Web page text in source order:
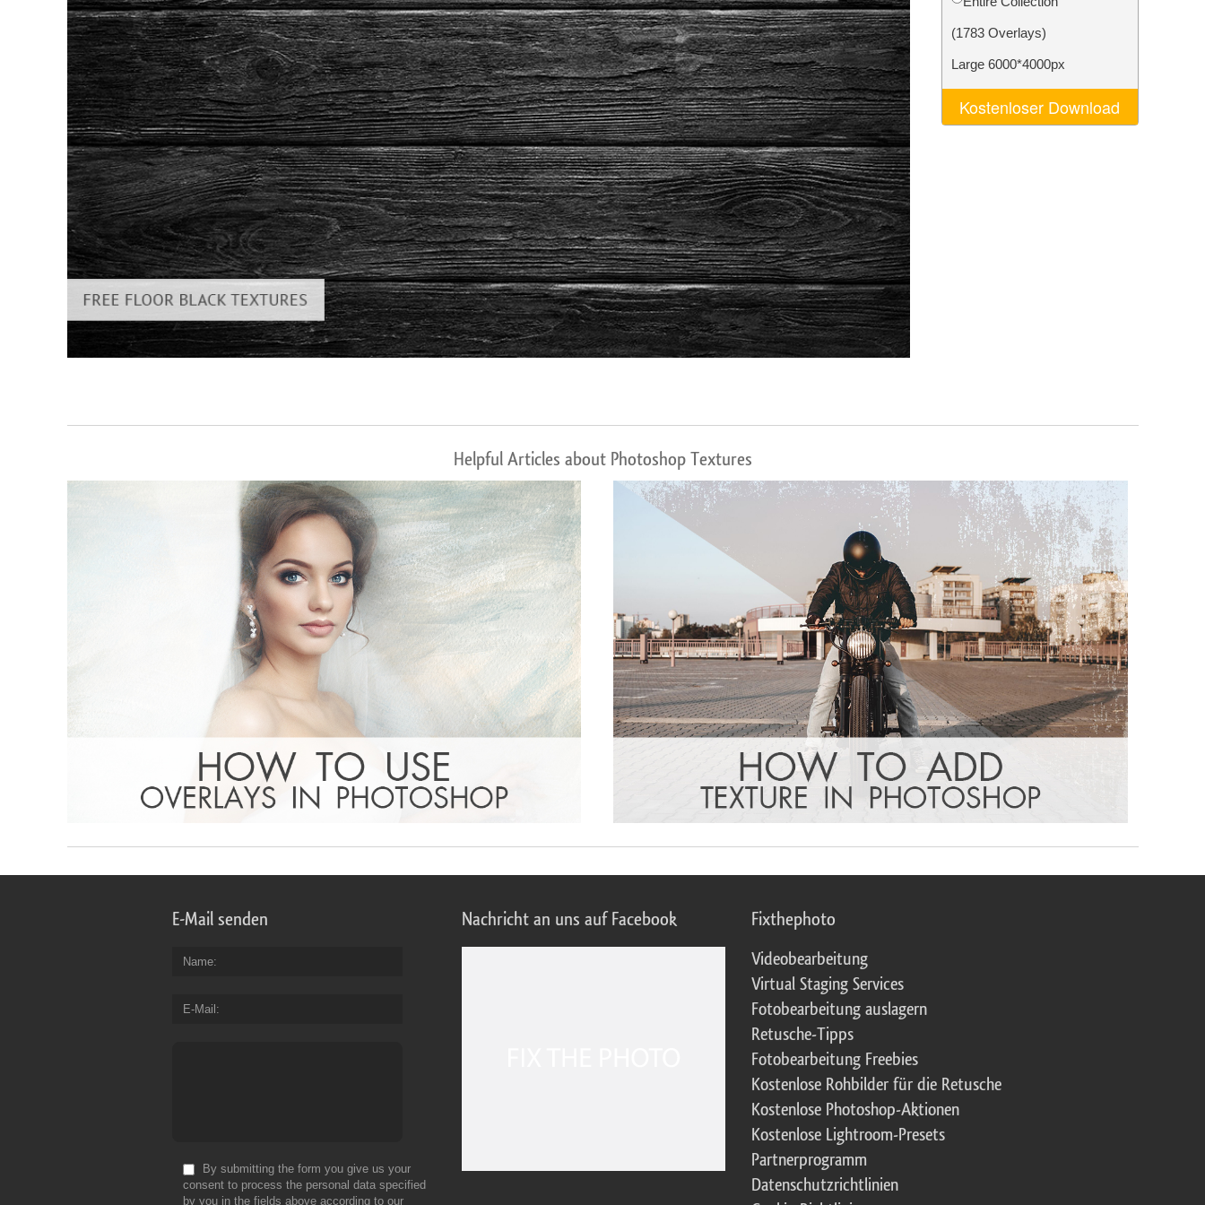
Produkt-Fotobearbeitung Schmuck-Fotobearbeitung KI-Trainingsdaten Video Editing Services
(1783 Overlays)
Large 6000*4000px
Kostenloser Download
Helpful Articles about Photoshop Textures
E-Mail senden
Name
E-Mail
By submitting the form you give us your
consent to process the personal data specified
by you in the fields above according to our
Nachricht an uns auf Facebook Fixthephoto
Videobearbeitung
Virtual Staging Services
Fotobearbeitung auslagern
Retusche-Tipps
Fotobearbeitung Freebies
Kostenlose Rohbilder für die Retusche
Kostenlose Photoshop-Aktionen
Kostenlose Lightroom-Presets
Partnerprogramm
Datenschutzrichtlinien